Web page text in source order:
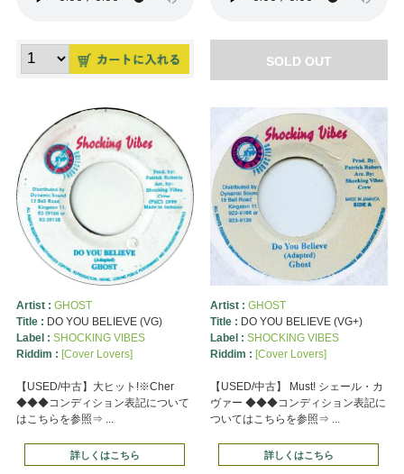
SOLD OUT
Artist : GHOST
Title : DO YOU BELIEVE (VG)
Label : SHOCKING VIBES
Riddim : [Cover Lovers]
【USED/中古】大ヒット!※Cher
◆◆◆コンディション表記について
はこちらを参照⇒ ...
詳しくはこちら
Artist : GHOST
Title : DO YOU BELIEVE (VG+)
Label : SHOCKING VIBES
Riddim : [Cover Lovers]
【USED/中古】 Must! シェール・カ
ヴァー ◆◆◆コンディション表記に
ついてはこちらを参照⇒ ...
詳しくはこちら